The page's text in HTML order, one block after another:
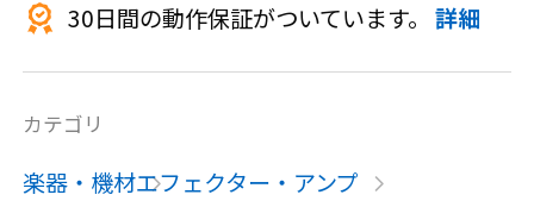
30日間の動作保証がついています。詳細
カテゴリ
楽器・機材エフェクター・アンプ